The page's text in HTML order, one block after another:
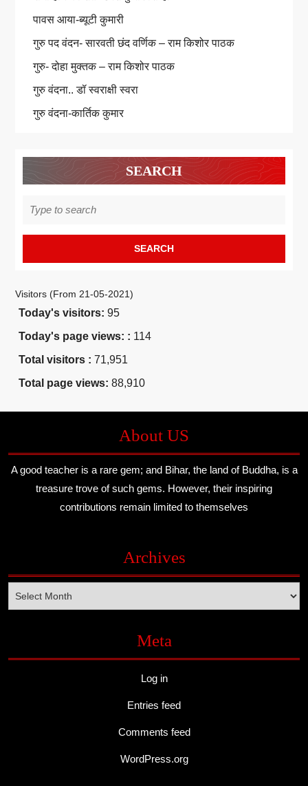
पावस आया-ब्यूटी कुमारी
गुरु पद वंदन- सारवती छंद वर्णिक – राम किशोर पाठक
गुरु- दोहा मुक्तक – राम किशोर पाठक
गुरु वंदना.. डॉ स्वराक्षी स्वरा
गुरु वंदना-कार्तिक कुमार
SEARCH
for:
Visitors (From 21-05-2021)
Today's visitors: 95
Today's page views: : 114
Total visitors : 71,951
Total page views: 88,910
About US
A good teacher is a rare gem; and Bihar, the land of Buddha, is a
treasure trove of such gems. However, their inspiring
contributions remain limited to themselves
Archives
Meta
Log in
Entries feed
Comments feed
WordPress.org